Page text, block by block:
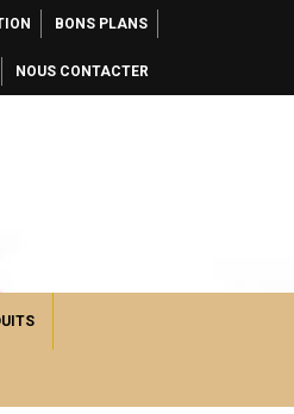
BONS PLANS
NOUS CONTACTER